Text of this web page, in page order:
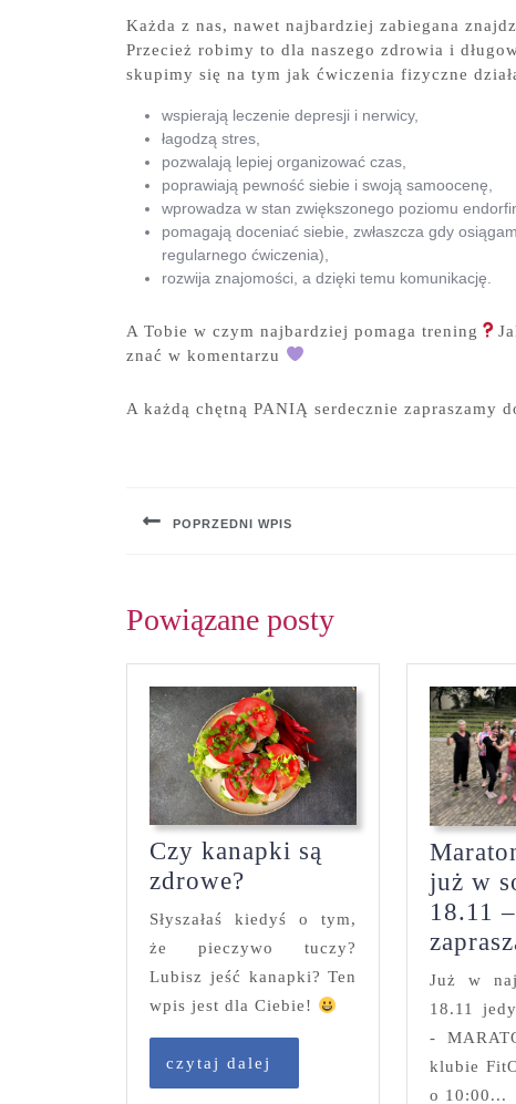
Każda z nas, nawet najbardziej zabiegana
Przecież robimy to dla naszego zdrowia i
skupimy się na tym jak ćwiczenia fizyczne
wspierają leczenie depresji i nerwicy,
łagodzą stres,
pozwalają lepiej organizować czas,
poprawiają pewność siebie i swoją samoocenę,
wprowadza w stan zwiększonego poziomu
pomagają doceniać siebie, zwłaszcza gdy
regularnego ćwiczenia),
rozwija znajomości, a dzięki temu komunikację.
A Tobie w czym najbardziej pomaga trening ️
znać w komentarzu
A każdą chętną PANIĄ serdecznie zapraszamy
POPRZEDNI WPIS
Powiązane posty
Czy kanapki są
zdrowe?
kanapki
są
zdrowe?
Słyszałaś kiedyś o tym,
że pieczywo tuczy?
Lubisz jeść kanapki? Ten
wpis jest dla Ciebie!
czytaj dalej
dalej
już w
18.11 –
Już w
18.11
-
klubie
o 10:00...